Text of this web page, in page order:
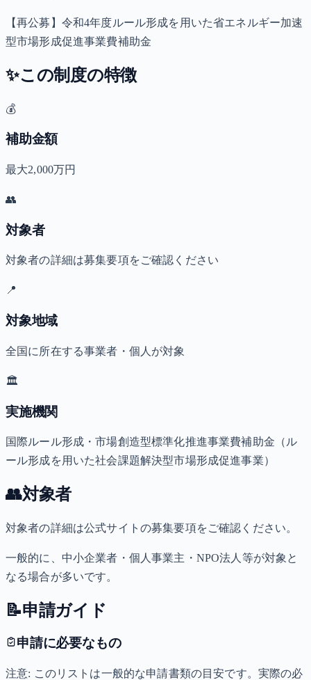
【再公募】令和4年度ルール形成を用いた省エネルギー加速
型市場形成促進事業費補助金
✨この制度の特徴
💰
補助金額
最大2,000万円
👥
対象者
対象者の詳細は募集要項をご確認ください
📍
対象地域
全国に所在する事業者・個人が対象
🏛️
実施機関
国際ルール形成・市場創造型標準化推進事業費補助金（ル
ール形成を用いた社会課題解決型市場形成促進事業）
👥対象者
対象者の詳細は公式サイトの募集要項をご確認ください。
一般的に、中小企業者・個人事業主・NPO法人等が対象と
なる場合が多いです。
📝申請ガイド
申請に必要なもの
注意: このリストは一般的な申請書類の目安です。実際の必